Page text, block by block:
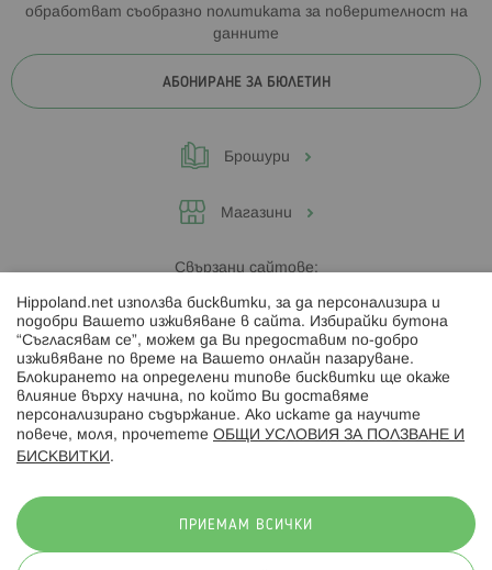
обработват съобразно политиката за поверителност на
данните
АБОНИРАНЕ ЗА БЮЛЕТИН
Брошури
Магазини
Свързани сайтове:
Hippoland.ro
Последвайте ни:
Hippoland.net използва бисквитки, за да персонализира и
подобри Вашето изживяване в сайта. Избирайки бутона
“Съгласявам се”, можем да Ви предоставим по-добро
изживяване по време на Вашето онлайн пазаруване.
Блокирането на определени типове бисквитки ще окаже
влияние върху начина, по който Ви доставяме
персонализирано съдържание. Ако искате да научите
повече, моля, прочетете ОБЩИ УСЛОВИЯ ЗА ПОЛЗВАНЕ И
БИСКВИТКИ .
ПРИЕМАМ ВСИЧКИ